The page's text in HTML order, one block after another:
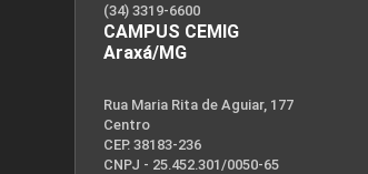
(34) 3319-6600
CAMPUS CEMIG
Araxá/MG
Rua Maria Rita de Aguiar, 177
Centro
CEP. 38183-236
CNPJ - 25.452.301/0050-65